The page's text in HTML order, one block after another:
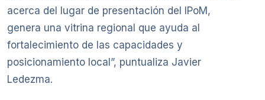
acerca del lugar de presentación del IPoM,
genera una vitrina regional que ayuda al
fortalecimiento de las capacidades y
posicionamiento local”, puntualiza Javier
Ledezma.